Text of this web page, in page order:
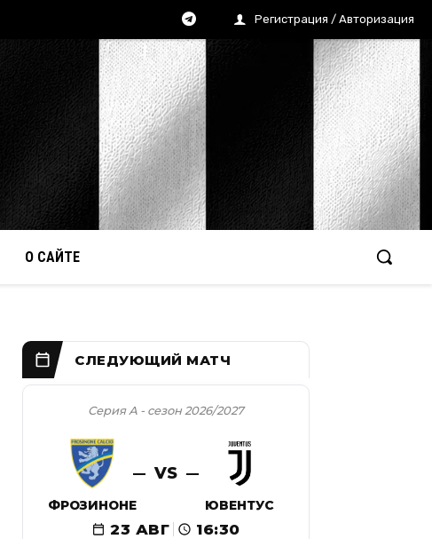
Регистрация / Авторизация
О САЙТЕ
Серия А - сезон 2026/2027
ФРОЗИНОНЕ
VS
ЮВЕНТУС
23 АВГ 16:30